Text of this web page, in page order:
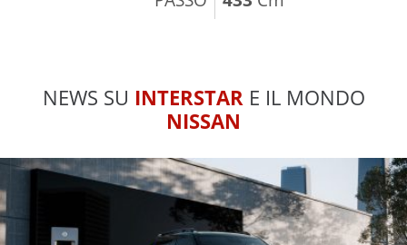
NEWS SU INTERSTAR E IL MONDO
NISSAN